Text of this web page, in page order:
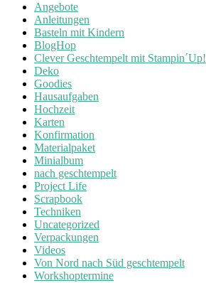
Angebote
Anleitungen
Basteln mit Kindern
BlogHop
Clever Geschtempelt mit Stampin´Up!
Deko
Goodies
Hausaufgaben
Hochzeit
Karten
Konfirmation
Materialpaket
Minialbum
nach geschtempelt
Project Life
Scrapbook
Techniken
Uncategorized
Verpackungen
Videos
Von Nord nach Süd geschtempelt
Workshoptermine